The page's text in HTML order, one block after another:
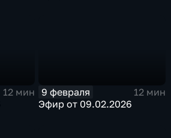
12 мин
9 февраля
12 мин
Эфир от 09.02.2026